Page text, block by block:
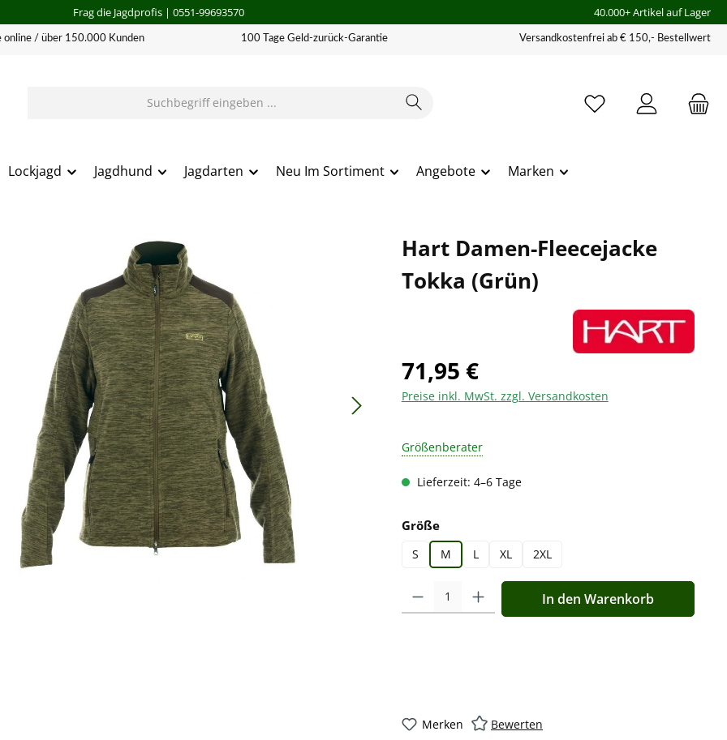
Frag die Jagdprofis| 0551-99693570 40.000+ Artikel auf Lager
online / über 150.000 Kunden 100 Tage Geld-zurück-Garantie Versandkostenfrei ab € 150,- Bestellwert
Lockjagd Jagdhund Jagdarten Neu Im Sortiment Angebote Marken
Hart Damen-Fleecejacke
Tokka (Grün)
71,95 €
Preise inkl. MwSt. zzgl. Versandkosten
Größenberater
Lieferzeit: 4–6 Tage
Größeauswählen
S M L XL 2XL
Produkt Anzahl: Gib den gewünschten Wert ein oder
In den Warenkorb
Merken Bewerten